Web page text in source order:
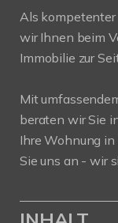
Als kompetenter
wir Ihnen beim
Immobilie zur
Mit
beraten wir Sie
Ihre Wohnung
Sie uns an - wir